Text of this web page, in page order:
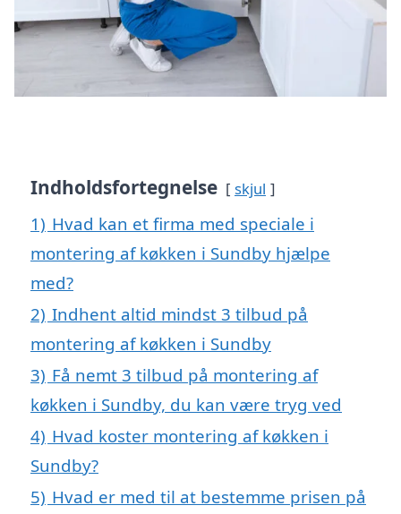
Indholdsfortegnelse skjul
1) Hvad kan et firma med speciale i
montering af køkken i Sundby hjælpe
med?
2) Indhent altid mindst 3 tilbud på
montering af køkken i Sundby
3) Få nemt 3 tilbud på montering af
køkken i Sundby, du kan være tryg ved
4) Hvad koster montering af køkken i
Sundby?
5) Hvad er med til at bestemme prisen på